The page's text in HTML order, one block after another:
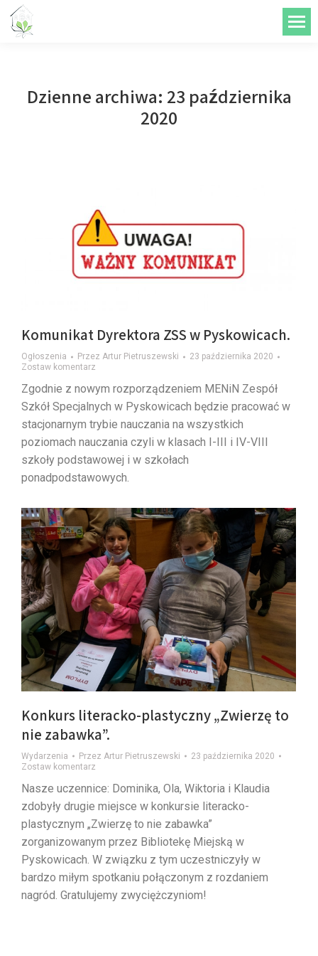
treści
Dzienne archiwa: 23 października
2020
Komunikat Dyrektora ZSS w Pyskowicach.
Ogłoszenia Przez Artur Pietruszewski
23 października 2020
Zostaw komentarz
Zgodnie z nowym rozporządzeniem MENiN Zespół
Szkół Specjalnych w Pyskowicach będzie pracować w
stacjonarnym trybie nauczania na wszystkich
poziomach nauczania czyli w klasach I-III i IV-VIII
szkoły podstawowej i w szkołach
ponadpodstawowych.
Konkurs literacko-plastyczny „Zwierzę to
nie zabawka”.
Wydarzenia Przez Artur Pietruszewski
23 października 2020
Zostaw komentarz
Nasze uczennice: Dominika, Ola, Wiktoria i Klaudia
zdobyły drugie miejsce w konkursie literacko-
plastycznym „Zwierzę to nie zabawka”
zorganizowanym przez Bibliotekę Miejską w
Pyskowicach. W związku z tym uczestniczyły w
bardzo miłym spotkaniu połączonym z rozdaniem
nagród. Gratulujemy zwyciężczyniom!